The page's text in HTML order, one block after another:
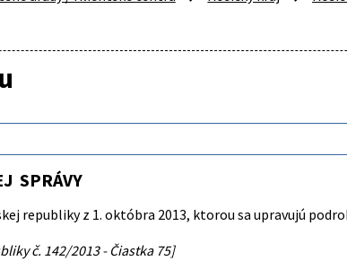
SPRÁVY
republiky z 1. októbra 2013, ktorou sa upravujú
č. 142/2013 - Čiastka 75]